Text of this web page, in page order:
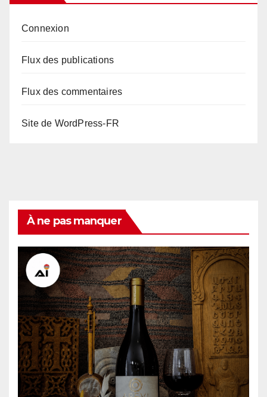
Connexion
Flux des publications
Flux des commentaires
Site de WordPress-FR
À ne pas manquer